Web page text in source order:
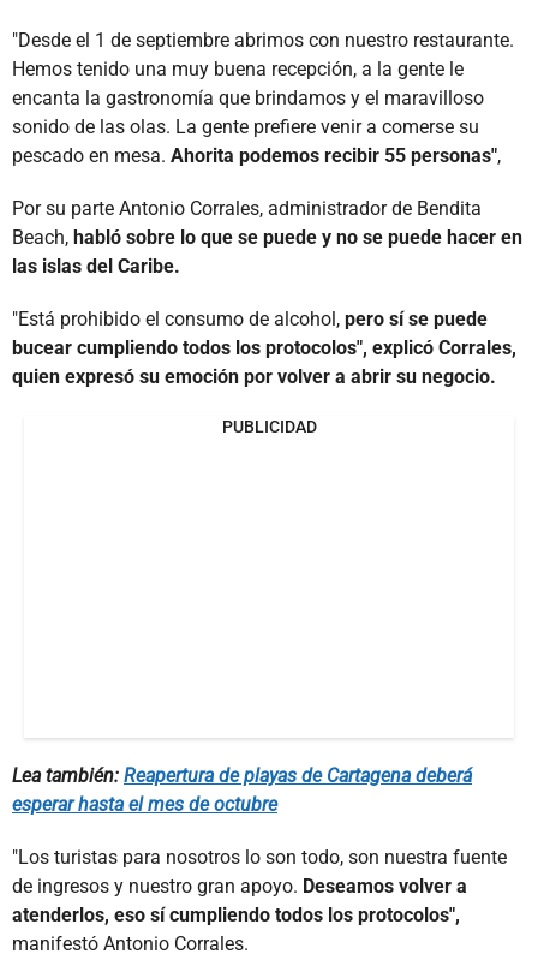
"Desde el 1 de septiembre abrimos con nuestro restaurante.
Hemos tenido una muy buena recepción, a la gente le
encanta la gastronomía que brindamos y el maravilloso
sonido de las olas. La gente prefiere venir a comerse su
pescado en mesa. Ahorita podemos recibir 55 personas",
Por su parte Antonio Corrales, administrador de Bendita
Beach, habló sobre lo que se puede y no se puede hacer en
las islas del Caribe.
"Está prohibido el consumo de alcohol, pero sí se puede
bucear cumpliendo todos los protocolos", explicó Corrales,
quien expresó su emoción por volver a abrir su negocio.
PUBLICIDAD
Lea también: Reapertura de playas de Cartagena deberá
esperar hasta el mes de octubre
"Los turistas para nosotros lo son todo, son nuestra fuente
de ingresos y nuestro gran apoyo. Deseamos volver a
atenderlos, eso sí cumpliendo todos los protocolos",
manifestó Antonio Corrales.